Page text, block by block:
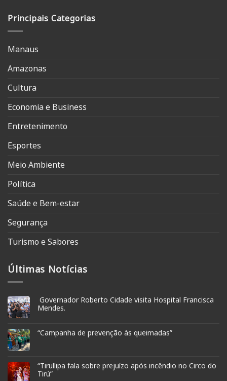
Principais Categorias
Manaus
Amazonas
Cultura
Economia e Business
Entretenimento
Esportes
Meio Ambiente
Política
Saúde e Bem-estar
Segurança
Turismo e Sabores
Últimas Notícias
Governador Roberto Cidade visita Hospital Francisca
Mendes.
“Campanha de prevenção às queimadas”
“Tirullipa fala sobre prejuízo após incêndio no Circo do
Tirú”